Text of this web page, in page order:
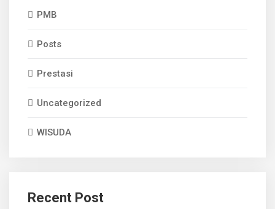
PMB
Posts
Prestasi
Uncategorized
WISUDA
Recent Post